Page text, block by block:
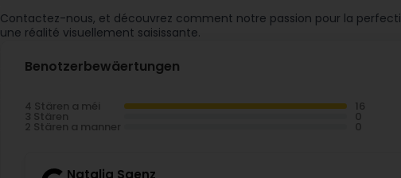
Contactez-nous, et découvrez comment notre passion pour la
une réalité visuellement saisissante.
Benotzerbewäertungen
4 Stären a méi
3 Stären
2 Stären a manner
Natalia Saenz